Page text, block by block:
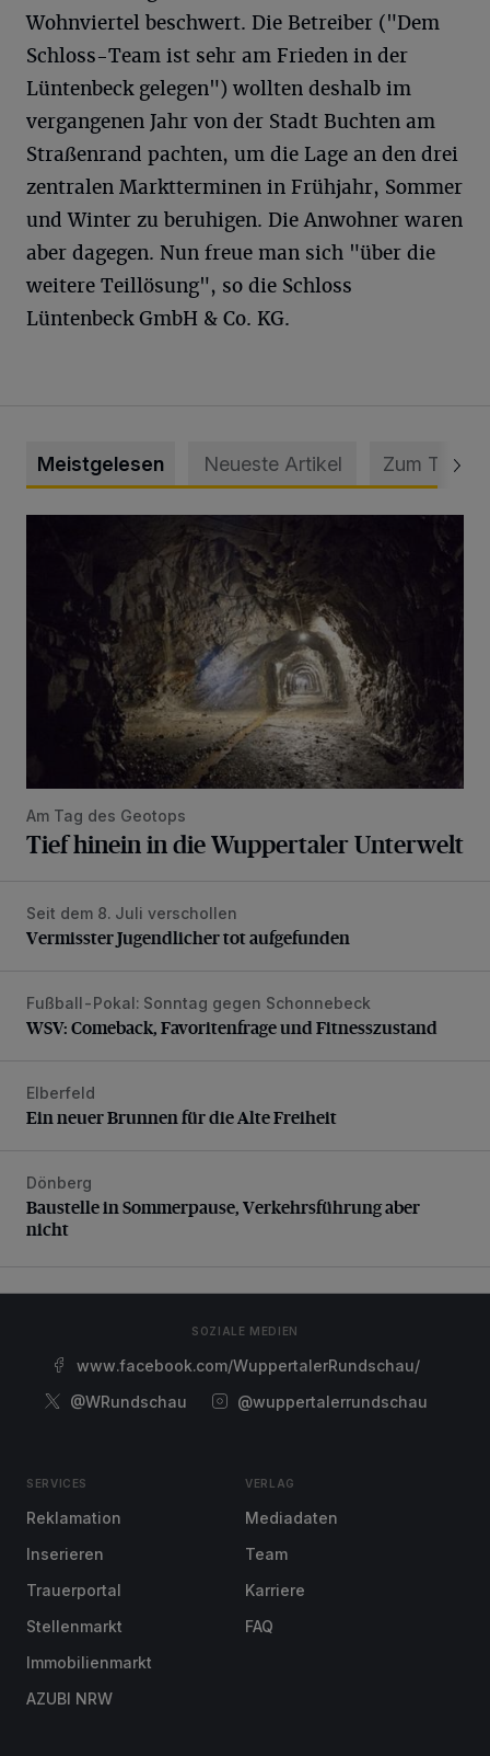
Wohnviertel beschwert. Die Betreiber ("Dem
Schloss-Team ist sehr am Frieden in der
Lüntenbeck gelegen") wollten deshalb im
vergangenen Jahr von der Stadt Buchten am
Straßenrand pachten, um die Lage an den drei
zentralen Marktterminen in Frühjahr, Sommer
und Winter zu beruhigen. Die Anwohner waren
aber dagegen. Nun freue man sich "über die
weitere Teillösung", so die Schloss
Lüntenbeck GmbH & Co. KG.
Meistgelesen Neueste Artikel Zum Thema
Am Tag des Geotops
Tief hinein in die Wuppertaler Unterwelt
Vermisster Jugendlicher tot aufgefunden
Seit dem 8. Juli verschollen
Vermisster Jugendlicher tot aufgefunden
WSV: Comeback, Favoritenfrage und Fitnesszustand
Fußball-Pokal: Sonntag gegen Schonnebeck
WSV: Comeback, Favoritenfrage und Fitnesszustand
Ein neuer Brunnen für die Alte Freiheit
Elberfeld
Ein neuer Brunnen für die Alte Freiheit
Baustelle in Sommerpause, Verkehrsführung aber nicht
Dönberg
Baustelle in Sommerpause, Verkehrsführung aber
nicht
SOZIALE MEDIEN
www.facebook.com/WuppertalerRundschau/
@WRundschau
@wuppertalerrundschau
SERVICES
Reklamation
Inserieren
Trauerportal
Stellenmarkt
Immobilienmarkt
AZUBI NRW
VERLAG
Mediadaten
Team
Karriere
FAQ